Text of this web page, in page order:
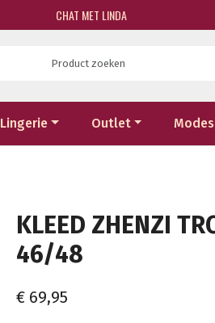
CHAT MET LINDA
Lingerie Outlet
KLEED ZHENZI
46/48
€ 69,95